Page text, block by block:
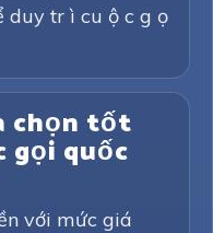
duy tr ì cu ộ c g ọ
chọn tốt
gọi quốc
với mức giá